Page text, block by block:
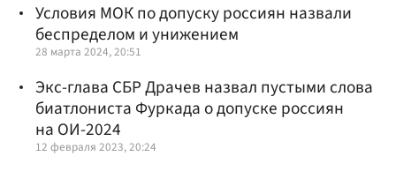
Условия МОК по допуску россиян назвали
беспределом и унижением
28 марта 2024, 20:51
Экс-глава СБР Драчев назвал пустыми слова
биатлониста Фуркада о допуске россиян
на ОИ-2024
12 февраля 2023, 20:24